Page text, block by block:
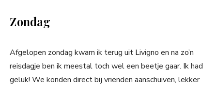
Zondag
Afgelopen zondag kwam ik terug uit Livigno en na zo’n
reisdagje ben ik meestal toch wel een beetje gaar. Ik had
geluk! We konden direct bij vrienden aanschuiven, lekker